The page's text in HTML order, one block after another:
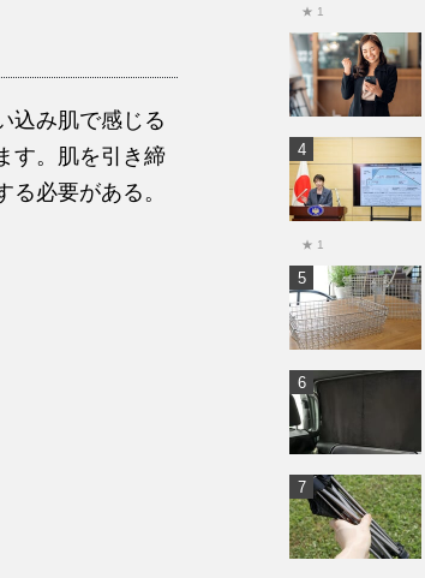
込み肌で感じる
す。肌を引き締
必要がある。
★ 1
★ 1